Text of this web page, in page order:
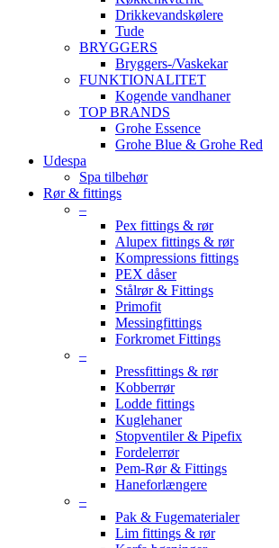
Drikkevandskølere
Tude
BRYGGERS
Bryggers-/Vaskekar
FUNKTIONALITET
Kogende vandhaner
TOP BRANDS
Grohe Essence
Grohe Blue & Grohe Red
Udespa
Spa tilbehør
Rør & fittings
–
Pex fittings & rør
Alupex fittings & rør
Kompressions fittings
PEX dåser
Stålrør & Fittings
Primofit
Messingfittings
Forkromet Fittings
–
Pressfittings & rør
Kobberrør
Lodde fittings
Kuglehaner
Stopventiler & Pipefix
Fordelerrør
Pem-Rør & Fittings
Haneforlængere
–
Pak & Fugematerialer
Lim fittings & rør